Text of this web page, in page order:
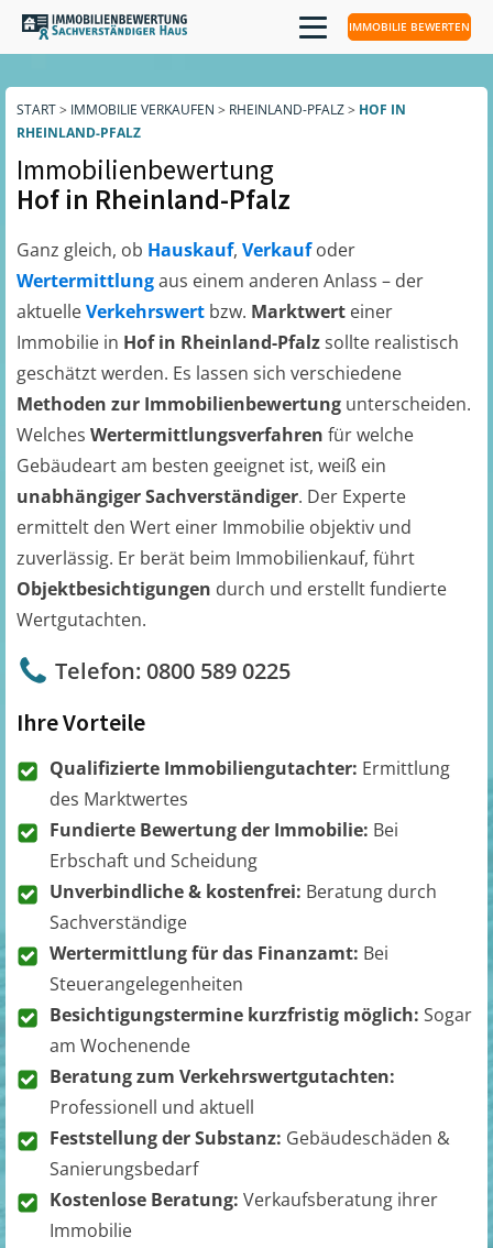
IMMOBILIE BEWERTEN
START> IMMOBILIE VERKAUFEN > RHEINLAND-PFALZ> HOF IN
RHEINLAND-PFALZ
Immobilienbewertung
Hof in Rheinland-Pfalz
Ganz gleich, ob Hauskauf, Verkaufoder
Wertermittlungaus einem anderen Anlass – der
aktuelleVerkehrswert bzw. Marktwert einer
Immobilie in Hof in Rheinland-Pfalzsollte realistisch
geschätzt werden. Es lassen sich verschiedene
Methoden zur Immobilienbewertung unterscheiden.
Welches Wertermittlungsverfahren für welche
Gebäudeart am besten geeignet ist, weiß ein
unabhängiger Sachverständiger. Der Experte
ermittelt den Wert einer Immobilie objektiv und
zuverlässig. Er berät beim Immobilienkauf, führt
Objektbesichtigungen durch und erstellt fundierte
Wertgutachten.
Telefon: 0800 589 0225
Ihre Vorteile
Qualifizierte Immobiliengutachter: Ermittlung
des Marktwertes
Fundierte Bewertung der Immobilie: Bei
Erbschaft und Scheidung
Unverbindliche & kostenfrei: Beratung durch
Sachverständige
Wertermittlung für das Finanzamt: Bei
Steuerangelegenheiten
Besichtigungstermine kurzfristig möglich: Sogar
am Wochenende
Beratung zum Verkehrswertgutachten:
Professionell und aktuell
Feststellung der Substanz: Gebäudeschäden &
Sanierungsbedarf
Kostenlose Beratung: Verkaufsberatung ihrer
Immobilie